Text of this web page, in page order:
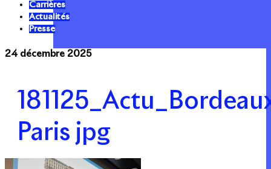
Carrières
Actualités
Presse
24 décembre 2025
Paris jpg